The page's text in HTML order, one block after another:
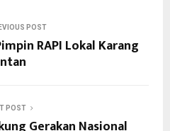
POST
RAPI Lokal Karang
POST
Gerakan Nasional